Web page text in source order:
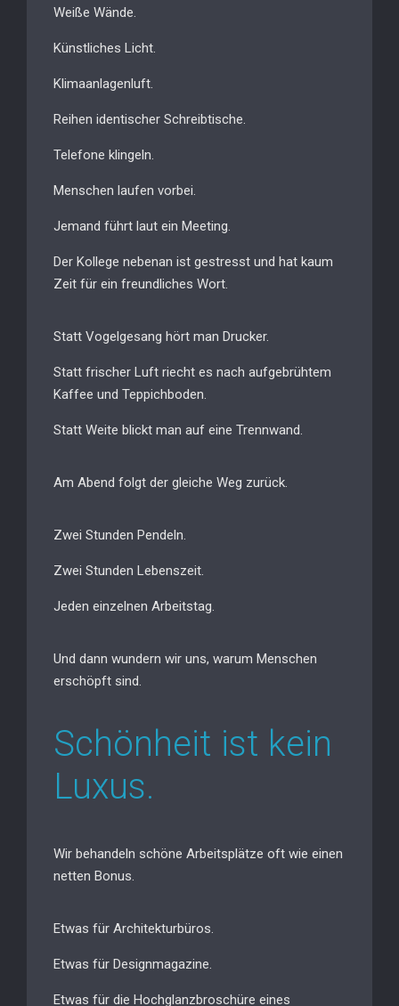
Weiße Wände.
Künstliches Licht.
Klimaanlagenluft.
Reihen identischer Schreibtische.
Telefone klingeln.
Menschen laufen vorbei.
Jemand führt laut ein Meeting.
Der Kollege nebenan ist gestresst und hat kaum
Zeit für ein freundliches Wort.
Statt Vogelgesang hört man Drucker.
Statt frischer Luft riecht es nach aufgebrühtem
Kaffee und Teppichboden.
Statt Weite blickt man auf eine Trennwand.
Am Abend folgt der gleiche Weg zurück.
Zwei Stunden Pendeln.
Zwei Stunden Lebenszeit.
Jeden einzelnen Arbeitstag.
Und dann wundern wir uns, warum Menschen
erschöpft sind.
Schönheit ist kein
Luxus.
Wir behandeln schöne Arbeitsplätze oft wie einen
netten Bonus.
Etwas für Architekturbüros.
Etwas für Designmagazine.
Etwas für die Hochglanzbroschüre eines